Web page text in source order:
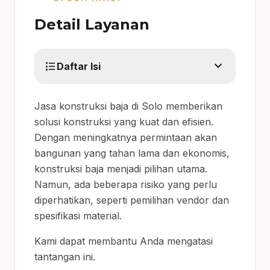
Detail Layanan
format_list_bulleted Daftar Isi expand_more
Jasa konstruksi baja di Solo memberikan
solusi konstruksi yang kuat dan efisien.
Dengan meningkatnya permintaan akan
bangunan yang tahan lama dan ekonomis,
konstruksi baja menjadi pilihan utama.
Namun, ada beberapa risiko yang perlu
diperhatikan, seperti pemilihan vendor dan
spesifikasi material.
Kami dapat membantu Anda mengatasi
tantangan ini.